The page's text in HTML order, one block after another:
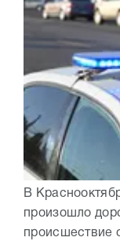
В
произошло
происшествие